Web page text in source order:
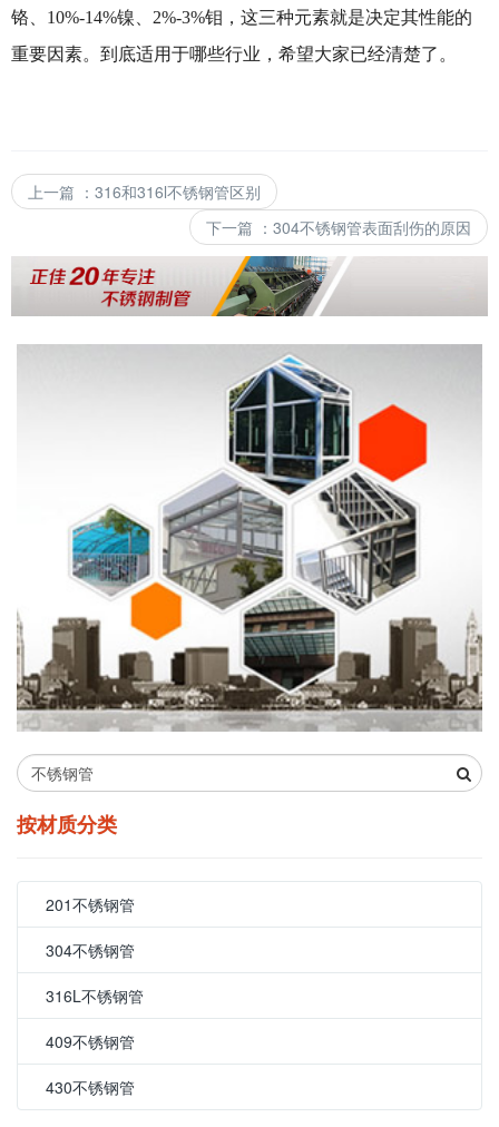
铬、10%-14%镍、2%-3%钼，这三种元素就是决定其性能的
重要因素。到底适用于哪些行业，希望大家已经清楚了。
上一篇 ： 316和316l不锈钢管区别
下一篇 ： 304不锈钢管表面刮伤的原因
按材质分类
201不锈钢管
304不锈钢管
316L不锈钢管
409不锈钢管
430不锈钢管